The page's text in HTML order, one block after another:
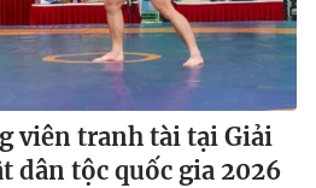
viên tranh tài tại Giải
dân tộc quốc gia 2026